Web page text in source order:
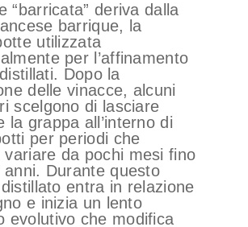
“barricata” deriva dalla
barrique, la
utilizzata
per l’affinamento
Dopo la
delle vinacce, alcuni
scelgono di lasciare
la grappa all’interno di
per periodi che
variare da pochi mesi fino
anni. Durante questo
entra in relazione
e inizia un lento
evolutivo che modifica